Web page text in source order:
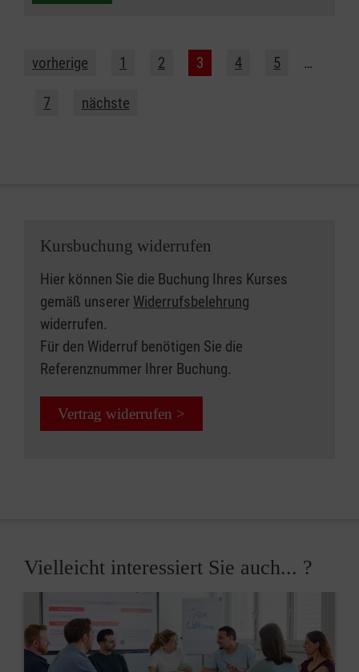
vorherige 1 2 3 4 5 …
7 nächste
Kursbuchung widerrufen
Hier können Sie die Buchung Ihres Kurses
gemäß unserer Widerrufsbelehrung
widerrufen.
Für den Widerruf benötigen Sie die
Referenznummer Ihrer Buchung.
Vertrag widerrufen >
Vielleicht interessiert Sie auch... ?